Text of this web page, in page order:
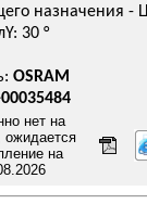
назначения -
30 °
OSRAM
нет на
ожидается
на